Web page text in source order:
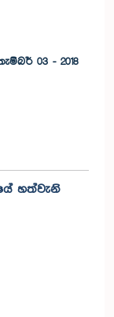
03 - 2018
හත්වැනි